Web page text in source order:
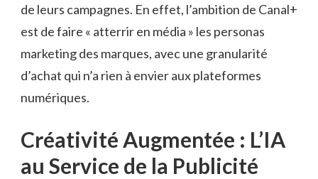
de leurs campagnes. En effet, l’ambition de Canal+
est de faire « atterrir en média » les personas
marketing des marques, avec une granularité
d’achat qui n’a rien à envier aux plateformes
numériques.
Créativité Augmentée : L’IA
au Service de la Publicité